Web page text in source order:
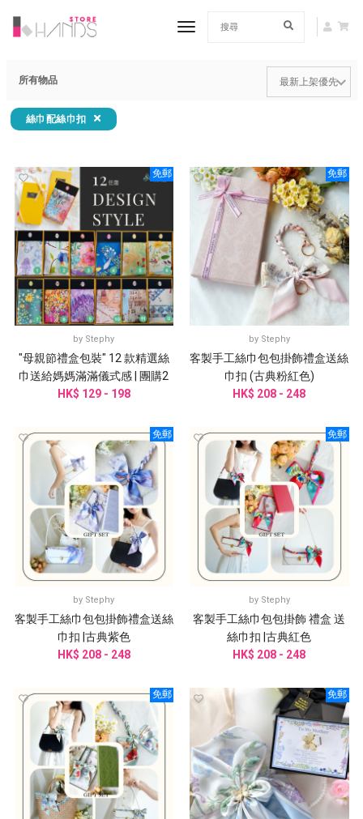
toggle navigation
所有物品
絲巾配絲巾扣
免郵
by Stephy
"母親節禮盒包裝" 12 款精選絲
巾送給媽媽滿滿儀式感 | 團購2
件起訂
HK$ 129 - 198
免郵
by Stephy
客製手工絲巾包包掛飾禮盒送絲
巾扣 (古典粉紅色)
HK$ 208 - 248
免郵
by Stephy
客製手工絲巾包包掛飾禮盒送絲
巾扣 |古典紫色
HK$ 208 - 248
免郵
by Stephy
客製手工絲巾包包掛飾 禮盒 送
絲巾扣 |古典紅色
HK$ 208 - 248
免郵 免郵